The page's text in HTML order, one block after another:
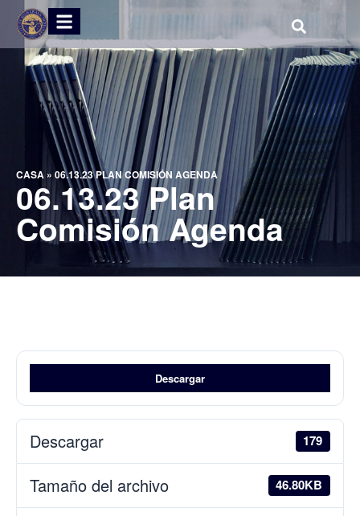
CASA » 06.13.23 PLAN COMISIÓN AGENDA
06.13.23 Plan
Comisión Agenda
Descargar
Descargar 179
Tamaño del archivo 46.80KB